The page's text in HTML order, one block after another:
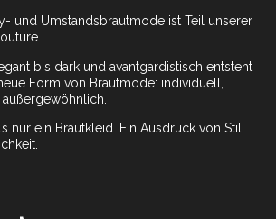
und Umstandsbrautmode ist Teil unserer
bis dark und avantgardistisch entsteht
Form von Brautmode: individuell,
nur ein Brautkleid. Ein Ausdruck von Stil,